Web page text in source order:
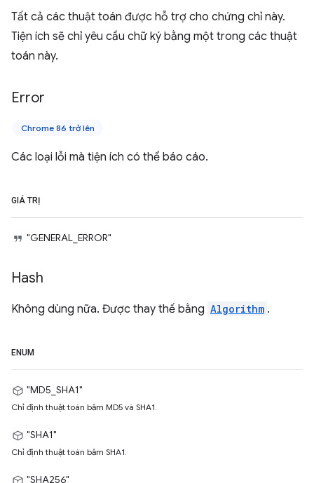
Tất cả các thuật toán được hỗ trợ cho chứng chỉ này.
Tiện ích sẽ chỉ yêu cầu chữ ký bằng một trong các thuật
toán này.
Error
Chrome 86 trở lên
Các loại lỗi mà tiện ích có thể báo cáo.
GIÁ TRỊ
"GENERAL_ERROR"
Hash
Không dùng nữa. Được thay thế bằng Algorithm .
ENUM
"MD5_SHA1"
Chỉ định thuật toán băm MD5 và SHA1.
"SHA1"
Chỉ định thuật toán băm SHA1.
"SHA256"